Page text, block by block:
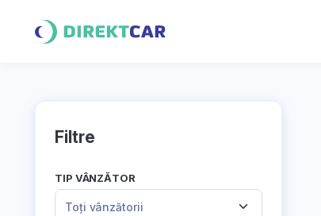
Filtre
TIP VÂNZĂTOR
Toți vânzătorii